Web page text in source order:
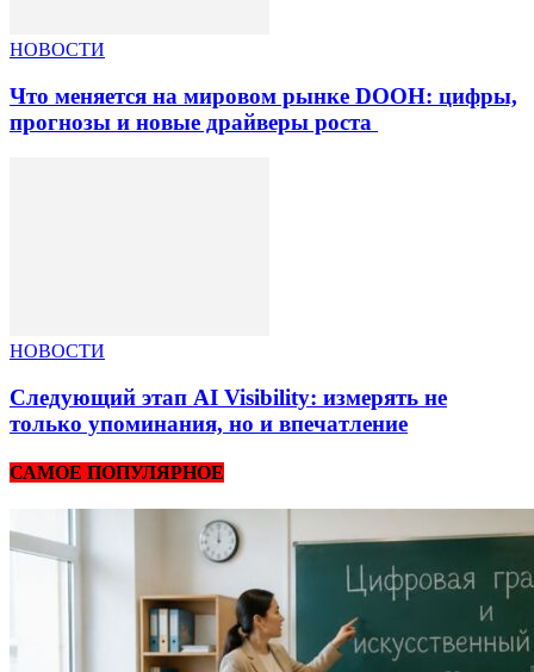
НОВОСТИ
Что меняется на мировом рынке DOOH: цифры,
прогнозы и новые драйверы роста
НОВОСТИ
Следующий этап AI Visibility: измерять не
только упоминания, но и впечатление
САМОЕ ПОПУЛЯРНОЕ